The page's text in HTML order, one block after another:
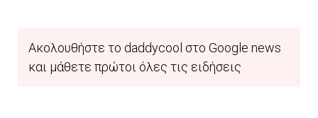
Ακολουθήστε το daddycool στο Google news
και μάθετε πρώτοι όλες τις ειδήσεις